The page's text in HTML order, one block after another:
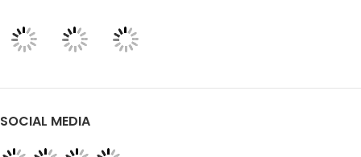
SOCIAL MEDIA